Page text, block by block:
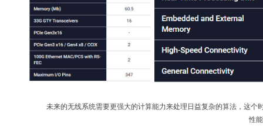
未来的无线系统需要更强大的计算能力来处理日益复杂的算法，这
性